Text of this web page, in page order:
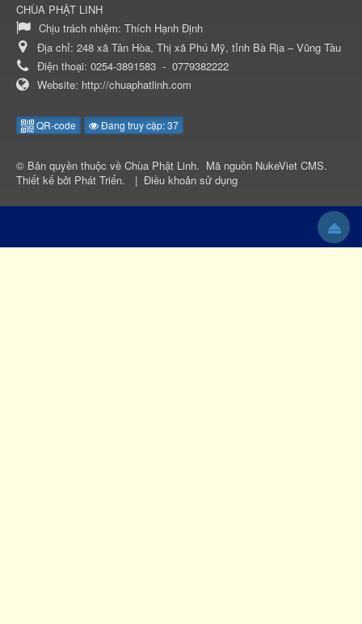
CHÙA PHẬT LINH
Chịu trách nhiệm: Thích Hạnh Định
Địa chỉ: 248 xã Tân Hòa, Thị xã Phú Mỹ, tỉnh Bà Rịa – Vũng Tàu
Điện thoại: 0254-3891583 - 0779382222
Website: http://chuaphatlinh.com
QR-code Đang truy cập: 37
© Bản quyền thuộc về Chùa Phật Linh. Mã nguồn NukeViet CMS.
Thiết kế bởi Phát Triển. | Điều khoản sử dụng